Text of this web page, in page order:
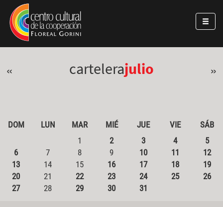
Pasar al contenido principal
Jump to main content
« cartelerajulio »
DOM LUN MAR MIÉ JUE VIE
SÁB
1
2 3 4
5
6
7 8 9 10 11
12
13
14 15 16 17 18
19
20
21 22 23 24 25
26
27
28 29 30 31